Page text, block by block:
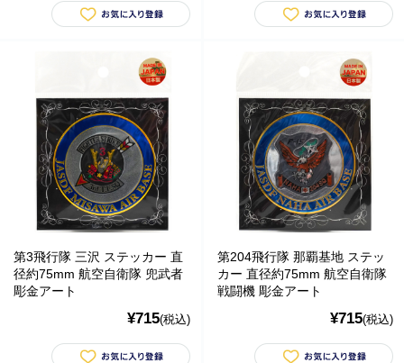
第3飛行隊 三沢 ステッカー 直
径約75mm 航空自衛隊 兜武者
彫金アート
¥715(税込)
第204飛行隊 那覇基地 ステッ
カー 直径約75mm 航空自衛隊
戦闘機 彫金アート
¥715(税込)
**年末年始休業日のお知らせ**
誠に勝手ではございますが、2024
年12月31日～2025年1月5日まで休業させていただきます。年内出
荷は12月30日 13:00ご注文分まで、年始は1月6日より開始いたしま
す。休業期間中にいただきましたご注文やお問い合わせ等に関しま
便をおかけ致しますが、何卒ご了承くださいますようお願い申し上
げます。
**当店を騙る不審なメールにご注意ください**
発信元がヤマト運輸
の偽のEメールが届くというお問い合わせが多数寄せられていま